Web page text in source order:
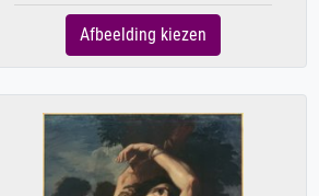
Afbeelding kiezen